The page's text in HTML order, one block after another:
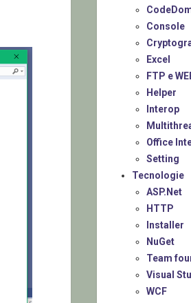
Console
Excel
FTP e
Helper
Interop
Office
Setting
Tecnologie
ASP.Net
HTTP
Installer
NuGet
Team
Visual
WCF